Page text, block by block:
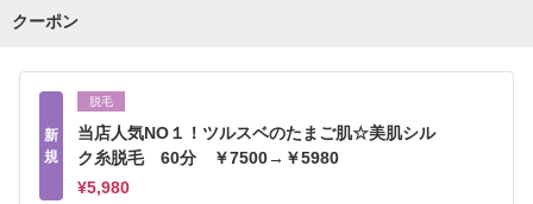
クーポン
新
規
脱毛
当店人気NO１！ツルスベのたまご肌☆美肌シル
ク糸脱毛 60分 ￥7500→￥5980
¥5,980